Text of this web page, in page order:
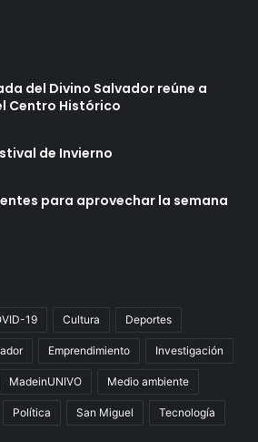
del Divino Salvador reúne a
Centro Histórico
de Invierno
para aprovechar la semana
19 Cultura Deportes
Emprendimiento Investigación
MadeinUNIVO Medio ambiente
Política San Miguel Tecnología